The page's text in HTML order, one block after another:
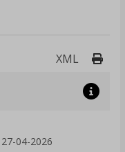
XML
27-04-2026